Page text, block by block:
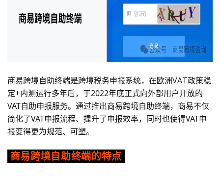
商易跨境自助终端是跨境税务申报系统，在欧洲VAT政策稳
定+内测运行多年后，于2022年底正式向外部用户开放的
VAT自助申报服务。 通过推出商易跨境自助终端，商易不仅
简化了VAT申报流程、提升了申报效率，同时也使得VAT申
报变得更为规范、可塑。
商易跨境自助终端的特点